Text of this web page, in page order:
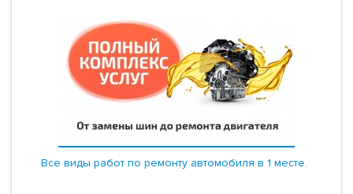
Все виды работ по ремонту автомобиля в 1 месте.